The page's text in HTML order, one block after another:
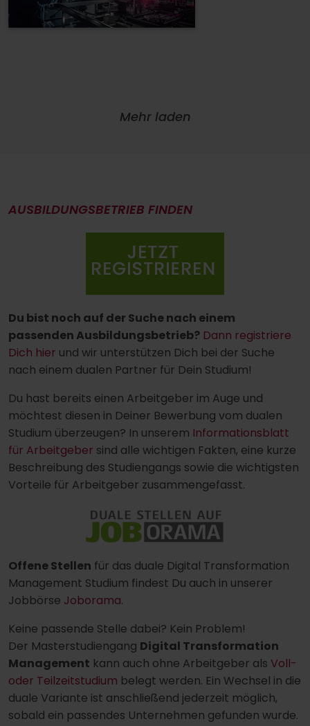
Mehr laden
AUSBILDUNGSBETRIEB FINDEN
Du bist noch auf der Suche nach einem
passenden Ausbildungsbetrieb? Dann registriere
Dich hier und wir unterstützen Dich bei der Suche
nach einem dualen Partner für Dein Studium!
Du hast bereits einen Arbeitgeber im Auge und
möchtest diesen in Deiner Bewerbung vom dualen
Studium überzeugen? In unserem Informationsblatt
für Arbeitgeber sind alle wichtigen Fakten, eine kurze
Beschreibung des Studiengangs sowie die wichtigsten
Vorteile für Arbeitgeber zusammengefasst.
Offene Stellen für das duale Digital Transformation
Management Studium findest Du auch in unserer
Jobbörse Joborama.
Keine passende Stelle dabei? Kein Problem!
Der Masterstudiengang Digital Transformation
Management kann auch ohne Arbeitgeber als Voll-
oder Teilzeitstudium belegt werden. Ein Wechsel in die
duale Variante ist anschließend jederzeit möglich,
sobald ein passendes Unternehmen gefunden wurde.